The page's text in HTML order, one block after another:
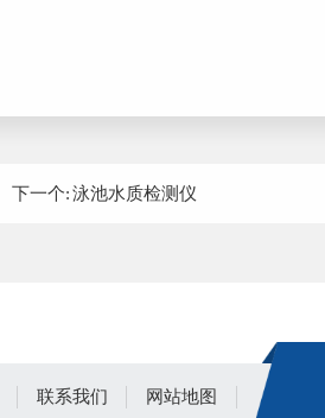
下一个:泳池水质检测仪
联系我们 网站地图